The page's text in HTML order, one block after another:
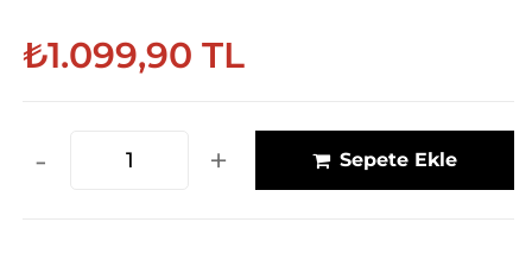
₺1.099,90 TL
- + Sepete Ekle